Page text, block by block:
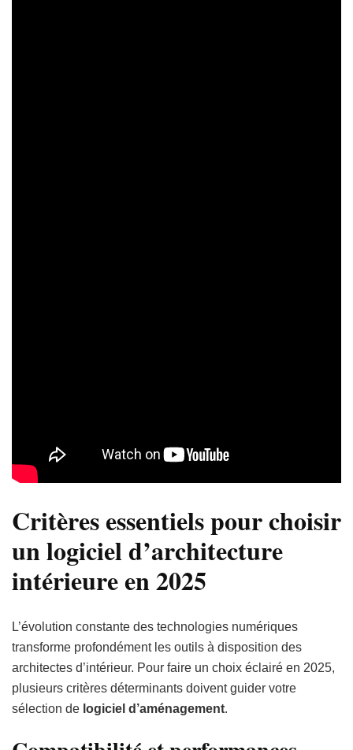
Critères essentiels pour choisir
un logiciel d’architecture
intérieure en 2025
L’évolution constante des technologies numériques
transforme profondément les outils à disposition des
architectes d’intérieur. Pour faire un choix éclairé en 2025,
plusieurs critères déterminants doivent guider votre
sélection de logiciel d’aménagement.